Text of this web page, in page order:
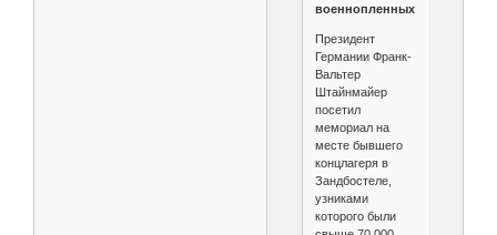
военнопленных
Президент
Германии Франк-
Вальтер
Штайнмайер
посетил
мемориал на
месте бывшего
концлагеря в
Зандбостеле,
узниками
которого были